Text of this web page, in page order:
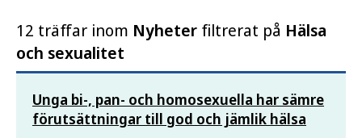
12 träffar inom Nyheter filtrerat på Hälsa
och sexualitet
Unga bi-, pan- och homosexuella har sämre
förutsättningar till god och jämlik hälsa